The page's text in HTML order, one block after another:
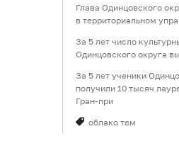
Глава Одинцовского
в территориальном
За 5 лет число
Одинцовского округа
За 5 лет ученики
получили 10 тысяч
Гран-при
облако тем